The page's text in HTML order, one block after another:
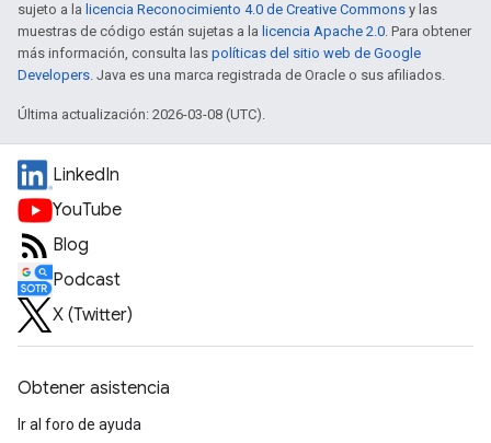
sujeto a la licencia Reconocimiento 4.0 de Creative Commons y las
muestras de código están sujetas a la licencia Apache 2.0. Para obtener
más información, consulta las políticas del sitio web de Google
Developers. Java es una marca registrada de Oracle o sus afiliados.
Última actualización: 2026-03-08 (UTC).
LinkedIn
YouTube
Blog
Podcast
X (Twitter)
Obtener asistencia
Ir al foro de ayuda